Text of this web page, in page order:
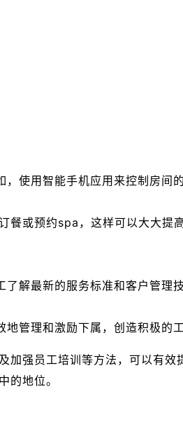
使用智能手机应用来控制房间
或预约spa，这样可以大大提
解最新的服务标准和客户管理
管理和激励下属，创造积极的
强员工培训等方法，可以有效
的地位。